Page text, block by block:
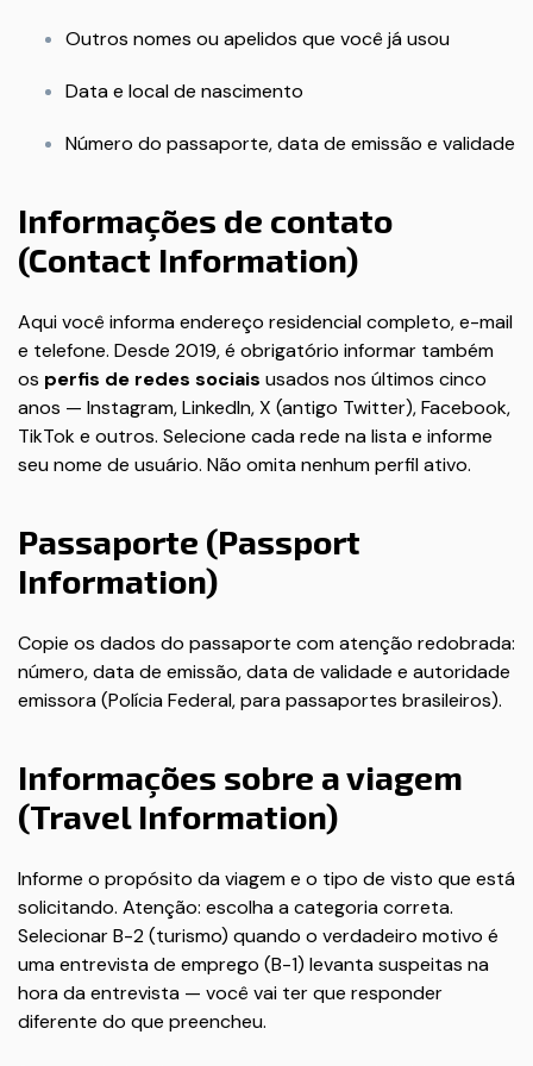
Outros nomes ou apelidos que você já usou
Data e local de nascimento
Número do passaporte, data de emissão e validade
Informações de contato
(Contact Information)
Aqui você informa endereço residencial completo, e-mail
e telefone. Desde 2019, é obrigatório informar também
os perfis de redes sociais usados nos últimos cinco
anos — Instagram, LinkedIn, X (antigo Twitter), Facebook,
TikTok e outros. Selecione cada rede na lista e informe
seu nome de usuário. Não omita nenhum perfil ativo.
Passaporte (Passport
Information)
Copie os dados do passaporte com atenção redobrada:
número, data de emissão, data de validade e autoridade
emissora (Polícia Federal, para passaportes brasileiros).
Informações sobre a viagem
(Travel Information)
Informe o propósito da viagem e o tipo de visto que está
solicitando. Atenção: escolha a categoria correta.
Selecionar B-2 (turismo) quando o verdadeiro motivo é
uma entrevista de emprego (B-1) levanta suspeitas na
hora da entrevista — você vai ter que responder
diferente do que preencheu.